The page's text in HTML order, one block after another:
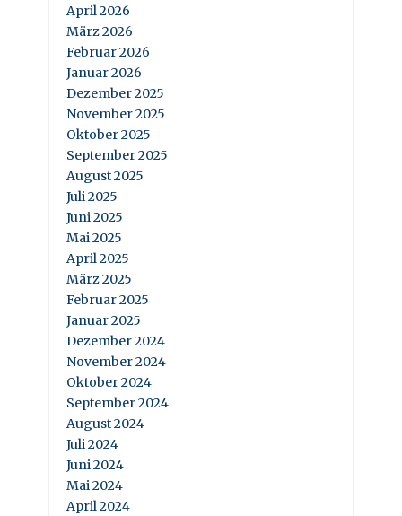
April 2026
März 2026
Februar 2026
Januar 2026
Dezember 2025
November 2025
Oktober 2025
September 2025
August 2025
Juli 2025
Juni 2025
Mai 2025
April 2025
März 2025
Februar 2025
Januar 2025
Dezember 2024
November 2024
Oktober 2024
September 2024
August 2024
Juli 2024
Juni 2024
Mai 2024
April 2024